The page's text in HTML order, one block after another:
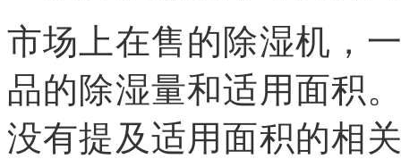
市场上在售的除湿机，
品的除湿量和适用面积
没有提及适用面积的相